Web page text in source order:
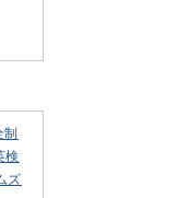
検
ズ